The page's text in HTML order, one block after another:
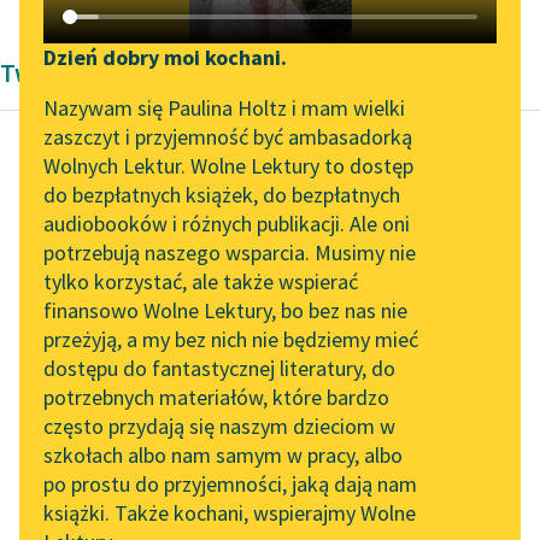
Katalog DAISY
Podkasty o książkach
Zgłoś brak utworu
Aktualności
Zapraszamy na spotkanie
online z tłumaczkami
literatury skandynawskiej
Spotkanie z Katarzyną
Tunkiel w Oslo
Wolne Lektury na 32.
Pol’and’Rock Festivalu
„Kochanek Lady
Chatterley” do słuchania
na Wolnych Lekturach
Nowy audiobook –
Narzędzia
Mapa Wolnych Lektur
Leśmianator
Przewodnik dla piszących i
czytających
API
OAI-PMH
Widget Wolnych Lektur
Przypisy
Dzień dobry moi kochani.
Nazywam się Paulina Holtz i mam wielki
zaszczyt i przyjemność być ambasadorką
Wolnych Lektur. Wolne Lektury to dostęp
do bezpłatnych książek, do bezpłatnych
audiobooków i różnych publikacji. Ale oni
potrzebują naszego wsparcia. Musimy nie
tylko korzystać, ale także wspierać
finansowo Wolne Lektury, bo bez nas nie
przeżyją, a my bez nich nie będziemy mieć
dostępu do fantastycznej literatury, do
potrzebnych materiałów, które bardzo
często przydają się naszym dzieciom w
szkołach albo nam samym w pracy, albo
po prostu do przyjemności, jaką dają nam
książki. Także kochani, wspierajmy Wolne
Twórczość Andrzeja Kijowskiego
Andrzej Kijowski
Dziecko przez
ptaka przyniesione
Ta miłość właśnie do
jedności jest często
źródłem szaleństw; dla
niej poświęcić
wszystko człowiek
go...